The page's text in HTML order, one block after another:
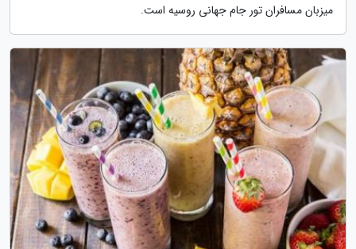
میزبان مسافران تور جام جهانی روسیه است.